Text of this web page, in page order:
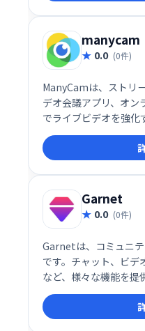
manycam
0.0 (0件)
ManyCamは、ストリ
デオ会議アプリ、オン
でライブビデオを強化
景やエフェクトの追
高度な機能を搭載し、
に演出します。プロ
いやすい設計で、様々
Garnet
0.0 (0件)
Garnetは、コミュニ
です。チャット、ビデ
など、様々な機能を提
します。砕氷船機能
ポートします。未来を
ニティアプリです。